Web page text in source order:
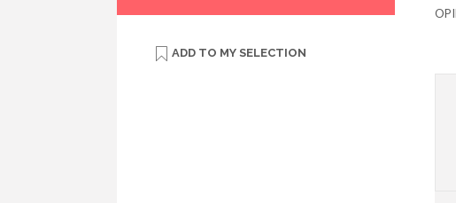
ADD TO MY SELECTION